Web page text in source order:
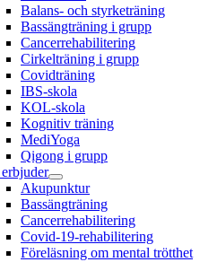
Balans- och styrketräning
Bassängträning i grupp
Cancerrehabilitering
Cirkelträning i grupp
Covidträning
IBS-skola
KOL-skola
Kognitiv träning
MediYoga
Qigong i grupp
Akupunktur
Bassängträning
Cancerrehabilitering
Covid-19-rehabilitering
Föreläsning om mental trötthet